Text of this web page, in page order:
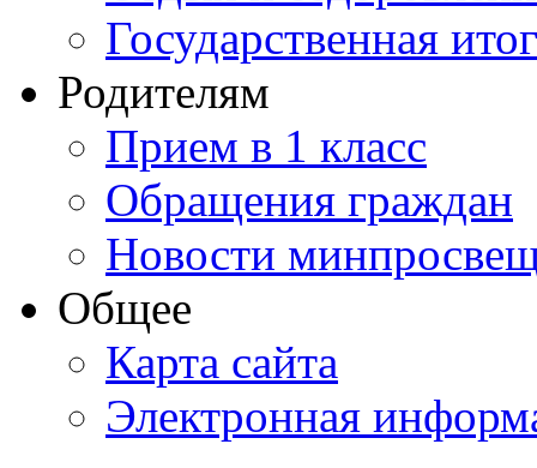
Государственная
Родителям
Прием в 1 класс
Обращения граждан
Новости
Общее
Карта сайта
Электронная